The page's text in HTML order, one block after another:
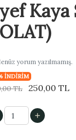
Kaya
yorum yazılmamış.
İNDİRİM
TL 250,00 TL